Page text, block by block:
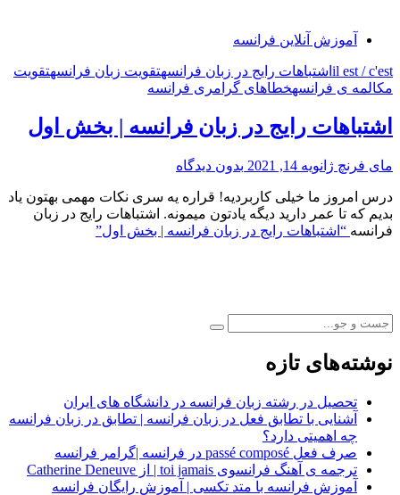
آموزش آنلاین فرانسه
il est / c'est اشتباهات رایج در زبان فرانسهتقویت زبان فرانسهتقویت
مکالمه ی فرانسهخطاهای گرامری فرانسه
اشتباهات رایج در زبان فرانسه | بخش اول
مای فرنچ ژانویه 14, 2021 بدون دیدگاه
درس امروز ما خیلی کاربردیه! قراره یه سری نکات مهمی بهتون یاد
بدیم که تا عمر دارید دیگه یادتون میمونه. اشتباهات رایج در زبان
فرانسه “اشتباهات رایج در زبان فرانسه | بخش اول”
نوشته‌های تازه
تحصیل در رشته زبان فرانسه در دانشگاه های ایران
آشنایی با تطابق فعل در زبان فرانسه | تطابق در زبان فرانسه
چه اهمیتی دارد؟
صرف فعل passé composé در فرانسه |گرامر فرانسه
ترجمه ی آهنگ فرانسوی toi jamais | از Catherine Deneuve
آموزش فرانسه با متد تکسی | آموزش رایگان فرانسه